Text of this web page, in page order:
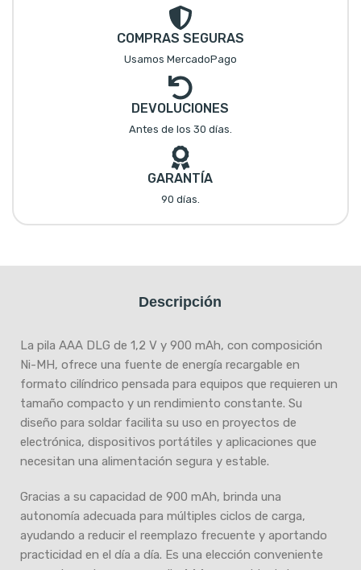
COMPRAS SEGURAS
Usamos MercadoPago
DEVOLUCIONES
Antes de los 30 días.
GARANTÍA
90 días.
Descripción
La pila AAA DLG de 1,2 V y 900 mAh, con composición
Ni-MH, ofrece una fuente de energía recargable en
formato cilíndrico pensada para equipos que requieren un
tamaño compacto y un rendimiento constante. Su
diseño para soldar facilita su uso en proyectos de
electrónica, dispositivos portátiles y aplicaciones que
necesitan una alimentación segura y estable.
Gracias a su capacidad de 900 mAh, brinda una
autonomía adecuada para múltiples ciclos de carga,
ayudando a reducir el reemplazo frecuente y aportando
practicidad en el día a día. Es una elección conveniente